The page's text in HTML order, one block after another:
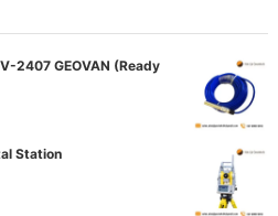
2407 GEOVAN (Ready
Station